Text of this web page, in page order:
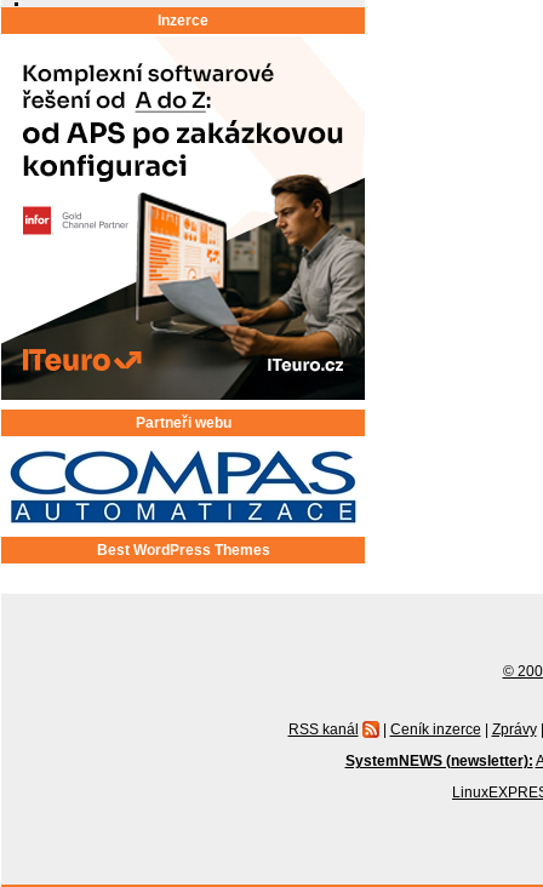
Inzerce
Partneři webu
Best WordPress Themes
©
RSS kanál | Ceník inzerce | Zprávy |
SystemNEWS (newsletter):